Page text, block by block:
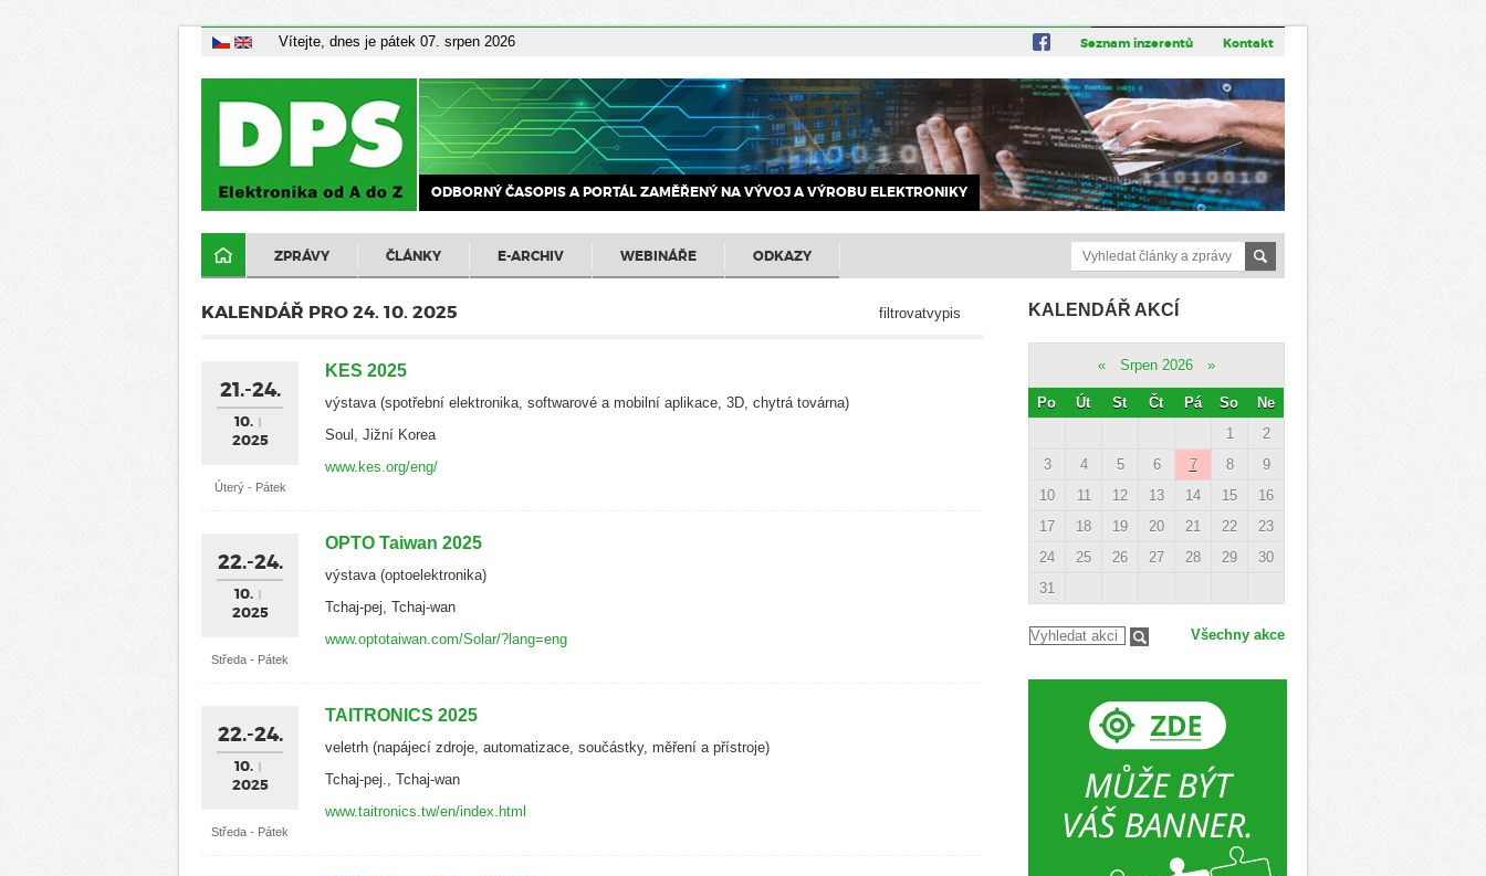
Vítejte, dnes je pátek 07. srpen 2026 Seznam inzerentů Kontakt
ODBORNÝ ČASOPIS A PORTÁL ZAMĚŘENÝ NA VÝVOJ A VÝROBU ELEKTRONIKY
ZPRÁVY ČLÁNKY E-ARCHIV WEBINÁŘE ODKAZY
filtrovatvypis
KALENDÁŘ PRO 24. 10. 2025
21.-24.
10.
2025
Úterý - Pátek
KES 2025
výstava (spotřební elektronika, softwarové a mobilní aplikace, 3D, chytrá továrna)
Soul, Jižní Korea
www.kes.org/eng/
22.-24.
10.
2025
Středa - Pátek
OPTO Taiwan 2025
výstava (optoelektronika)
Tchaj-pej, Tchaj-wan
www.optotaiwan.com/Solar/?lang=eng
22.-24.
10.
2025
Středa - Pátek
TAITRONICS 2025
veletrh (napájecí zdroje, automatizace, součástky, měření a přístroje)
Tchaj-pej., Tchaj-wan
www.taitronics.tw/en/index.html
KALENDÁŘ AKCÍ
« Srpen 2026 »
Po Út St Čt Pá So
Ne
1
2
3
4 5 6 7 8
9
10
11 12 13 14 15
16
17
18 19 20 21 22
23
24
25 26 27 28 29
30
31
Všechny akce